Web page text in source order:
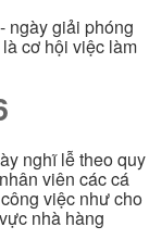
ngày giải phóng
cơ hội việc làm
nghĩ lễ theo quy
viên các cá
việc như cho
nhà hàng